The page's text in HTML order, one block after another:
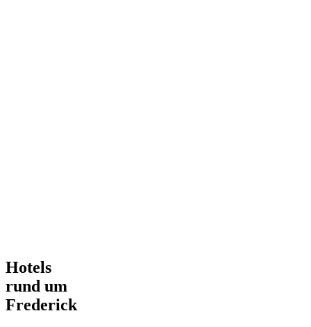
Hotels
rund um
Frederick